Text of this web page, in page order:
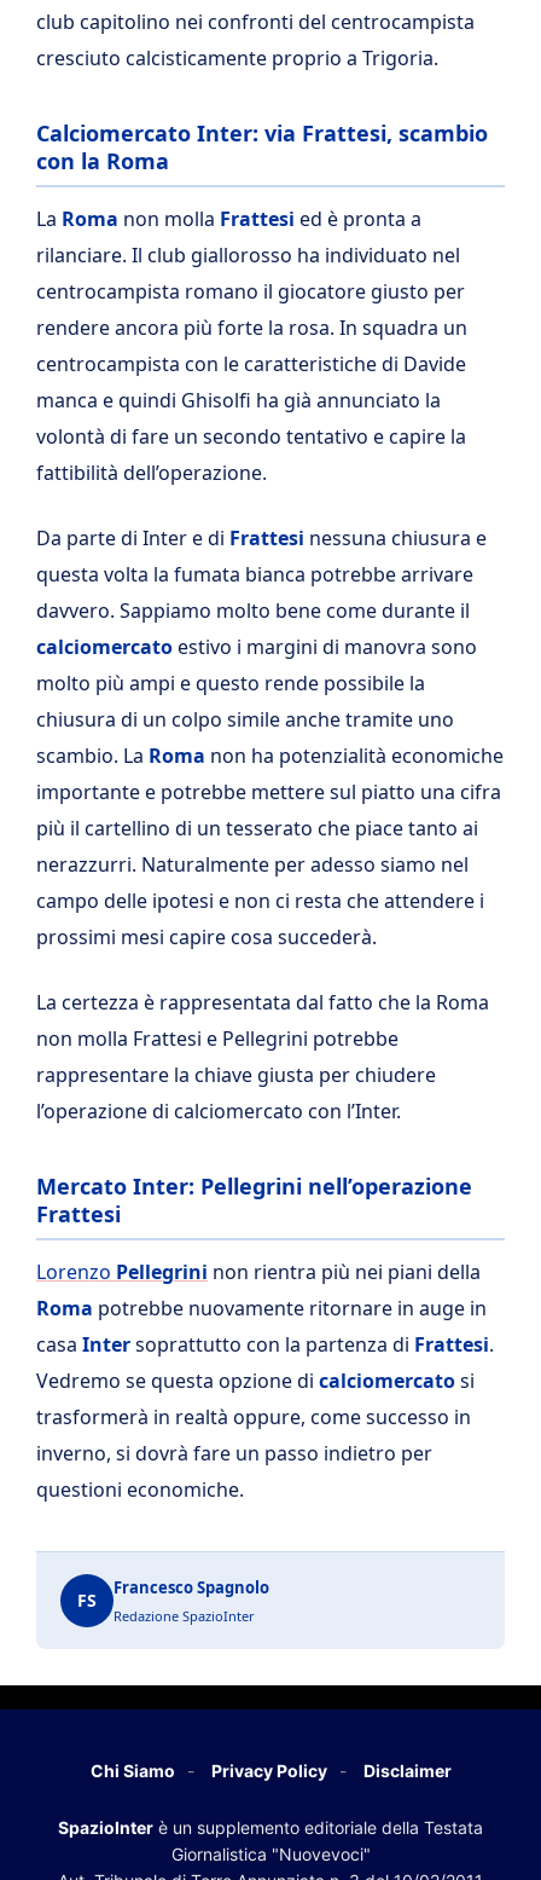
club capitolino nei confronti del centrocampista
cresciuto calcisticamente proprio a Trigoria.
Calciomercato Inter: via Frattesi, scambio
con la Roma
La Roma non molla Frattesi ed è pronta a
rilanciare. Il club giallorosso ha individuato nel
centrocampista romano il giocatore giusto per
rendere ancora più forte la rosa. In squadra un
centrocampista con le caratteristiche di Davide
manca e quindi Ghisolfi ha già annunciato la
volontà di fare un secondo tentativo e capire la
fattibilità dell’operazione.
Da parte di Inter e di Frattesi nessuna chiusura e
questa volta la fumata bianca potrebbe arrivare
davvero. Sappiamo molto bene come durante il
calciomercatoestivo i margini di manovra sono
molto più ampi e questo rende possibile la
chiusura di un colpo simile anche tramite uno
scambio. La Roma non ha potenzialità economiche
importante e potrebbe mettere sul piatto una cifra
più il cartellino di un tesserato che piace tanto ai
nerazzurri. Naturalmente per adesso siamo nel
campo delle ipotesi e non ci resta che attendere i
prossimi mesi capire cosa succederà.
La certezza è rappresentata dal fatto che la Roma
non molla Frattesi e Pellegrini potrebbe
rappresentare la chiave giusta per chiudere
l’operazione di calciomercato con l’Inter.
Mercato Inter: Pellegrini nell’operazione
Frattesi
Lorenzo Pellegrini non rientra più nei piani della
Roma potrebbe nuovamente ritornare in auge in
casa Intersoprattutto con la partenza di Frattesi.
Vedremo se questa opzione di calciomercatosi
trasformerà in realtà oppure, come successo in
inverno, si dovrà fare un passo indietro per
questioni economiche.
FS
Francesco Spagnolo
Redazione SpazioInter
Chi Siamo Privacy Policy Disclaimer
SpazioInter è un supplemento editoriale della Testata
Giornalistica "Nuovevoci"